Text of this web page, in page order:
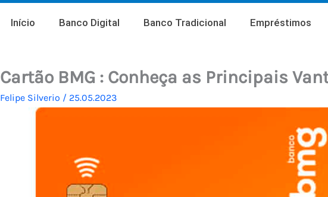
Início Banco Digital Banco Tradicional Empréstimos
Cartão BMG : Conheça as Principais
Felipe Silverio / 25.05.2023